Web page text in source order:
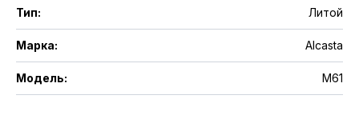
Тип: Литой
Марка: Alcasta
Модель: M61